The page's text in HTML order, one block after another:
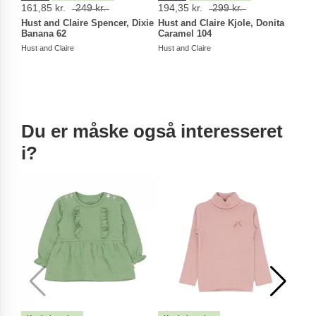
161,85 kr. 249 kr.
Hust and Claire Spencer, Dixie
Banana 62
Hust and Claire
194,35 kr. 299 kr.
Hust and Claire Kjole, Donita
Caramel 104
Hust and Claire
Du er måske også interesseret
i?